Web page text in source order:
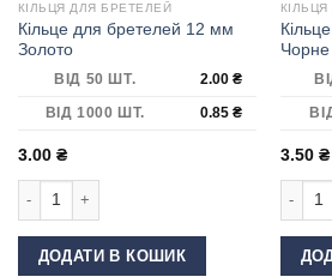
КІЛЬЦЯ ДЛЯ БРЕТЕЛЕЙ
Кільце для бретелей 12 мм
Золото
ВІД 50 ШТ. 2.00₴
ВІД 1000 ШТ.
0.85₴
3.00 ₴
ДОДАТИ В КОШИК
Чорне
3.50 ₴